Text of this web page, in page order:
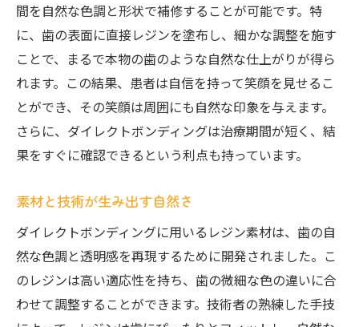
間を自然な色調と形状で補修することが可能です。特
に、歯の表面に直接レジンを塗布し、細かな調整を施す
ことで、まるで本物の歯のような自然な仕上がりが得ら
れます。この結果、患者は自信を持って笑顔を見せるこ
とができ、その笑顔は周囲にも自然な印象を与えます。
さらに、ダイレクトボンディングは治療期間が短く、結
果をすぐに確認できるという利点も持っています。
素材と技術が生み出す自然さ
ダイレクトボンディングに用いるレジン素材は、歯の自
然な色調と透明感を再現するために開発されました。こ
のレジンは高い適応性を持ち、歯の微細な色の違いに合
わせて調整することができます。技術者の熟練した手技